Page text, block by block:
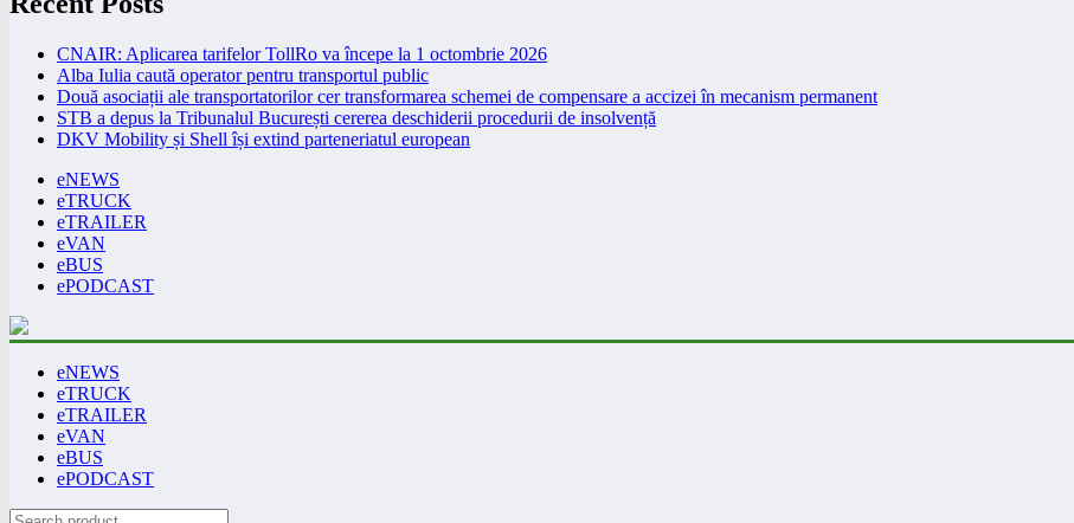
CNAIR: Aplicarea tarifelor TollRo va începe la 1 octombrie 2026
Alba Iulia caută operator pentru transportul public
Două asociații ale transportatorilor cer transformarea schemei de compensare a accizei în mecanism permanent
STB a depus la Tribunalul București cererea deschiderii procedurii de insolvență
DKV Mobility și Shell își extind parteneriatul european
eNEWS
eTRUCK
eTRAILER
eVAN
eBUS
ePODCAST
eNEWS
eTRUCK
eTRAILER
eVAN
eBUS
ePODCAST